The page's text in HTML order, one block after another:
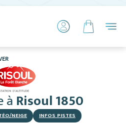
à Risoul 1850
NEIGE INFOS PISTES